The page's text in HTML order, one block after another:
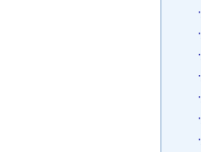
·
·
·
·
·
·
·